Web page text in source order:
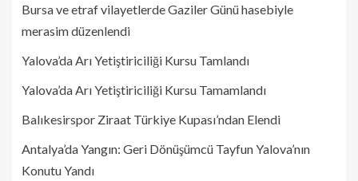
Bursa ve etraf vilayetlerde Gaziler Günü hasebiyle
merasim düzenlendi
Yalova’da Arı Yetiştiriciliği Kursu Tamlandı
Yalova’da Arı Yetiştiriciliği Kursu Tamamlandı
Balıkesirspor Ziraat Türkiye Kupası’ndan Elendi
Antalya’da Yangın: Geri Dönüşümcü Tayfun Yalova’nın
Konutu Yandı